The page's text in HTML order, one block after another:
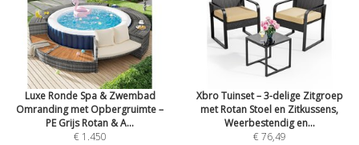
Luxe Ronde Spa & Zwembad
Omranding met Opbergruimte –
PE Grijs Rotan & A...
€ 1.450
Xbro Tuinset – 3-delige Zitgroep
met Rotan Stoel en Zitkussens,
Weerbestendig en...
€ 76,49